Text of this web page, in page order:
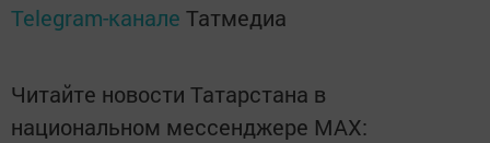
Telegram-канале Татмедиа
Читайте новости Татарстана в
национальном мессенджере MАХ: